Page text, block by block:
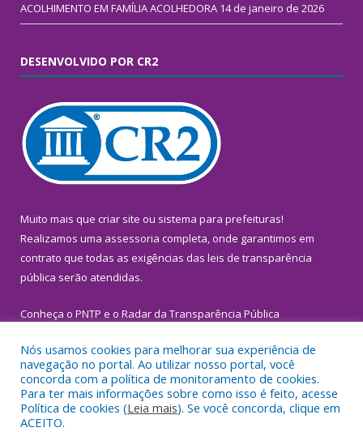
ACOLHIMENTO EM FAMÍLIA ACOLHEDORA 14 de janeiro de 2026
DESENVOLVIDO POR CR2
Muito mais que criar site ou sistema para prefeituras!
Realizamos uma assessoria completa, onde garantimos em
contrato que todas as exigências das leis de transparência
pública serão atendidas.
Conheça o PNTP e o Radar da Transparência Pública
Todos os direitos reservados a Prefeitura Municipal de
Inhangapi.
Nós usamos cookies para melhorar sua experiência de
navegação no portal. Ao utilizar nosso portal, você
concorda com a política de monitoramento de cookies.
Para ter mais informações sobre como isso é feito, acesse
Política de cookies (Leia mais). Se você concorda, clique em
ACEITO.